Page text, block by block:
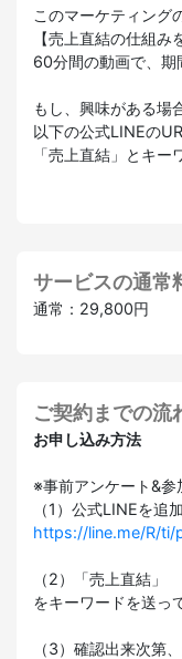
このマーケティング
【売上直結の仕組
60分間の動画で、期
もし、興味がある場
以下の公式LINEの
「売上直結」とキー
サービスの通常
通常：29,800円
ご契約までの流
お申し込み方法
※事前アンケート&参
（1）公式LINEを追
https://line.me/R/ti/
（2）「売上直結」
をキーワードを送っ
（3）確認出来次第